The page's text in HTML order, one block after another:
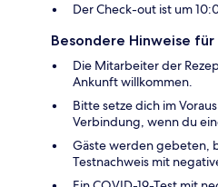
Der Check-out ist um
Besondere Hinweise
Die Mitarbeiter der
Ankunft willkommen.
Bitte setze dich im
Verbindung, wenn du
Gäste werden gebeten,
Testnachweis mit